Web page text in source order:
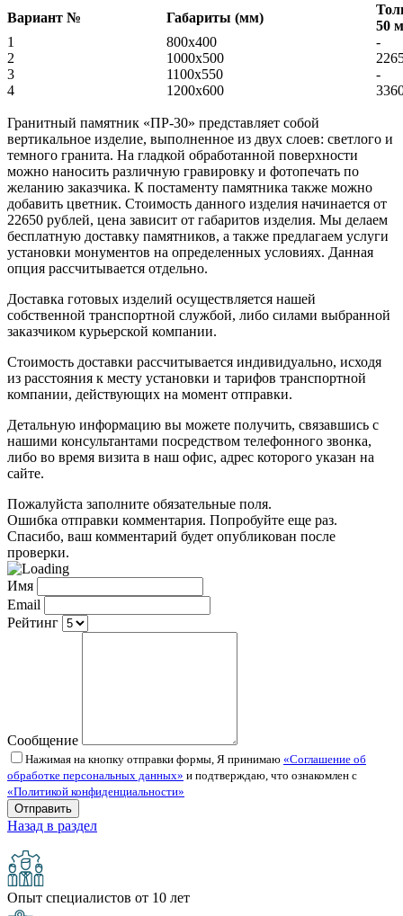
Вариант № Габариты (мм)
50
1
800x400
-
2
1000х500
3
1100х550
-
4
1200х600
Гранитный памятник «ПР-30» представляет собой
вертикальное изделие, выполненное из двух слоев: светлого и
темного гранита. На гладкой обработанной поверхности
можно наносить различную гравировку и фотопечать по
желанию заказчика. К постаменту памятника также можно
добавить цветник. Стоимость данного изделия начинается от
22650 рублей, цена зависит от габаритов изделия. Мы делаем
бесплатную доставку памятников, а также предлагаем услуги
установки монументов на определенных условиях. Данная
опция рассчитывается отдельно.
Доставка готовых изделий осуществляется нашей
собственной транспортной службой, либо силами выбранной
заказчиком курьерской компании.
Стоимость доставки рассчитывается индивидуально, исходя
из расстояния к месту установки и тарифов транспортной
компании, действующих на момент отправки.
Детальную информацию вы можете получить, связавшись с
нашими консультантами посредством телефонного звонка,
либо во время визита в наш офис, адрес которого указан на
сайте.
Пожалуйста заполните обязательные поля.
Ошибка отправки комментария. Попробуйте еще раз.
Спасибо, ваш комментарий будет опубликован после
проверки.
Имя
Email
Рейтинг
Сообщение
Нажимая на кнопку отправки формы, Я принимаю «Соглашение об
обработке персональных данных» и подтверждаю, что ознакомлен с
«Политикой конфиденциальности»
Назад в раздел
Опыт специалистов от 10 лет